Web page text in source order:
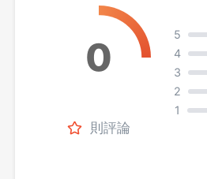
則評論
5
4
3
2
1